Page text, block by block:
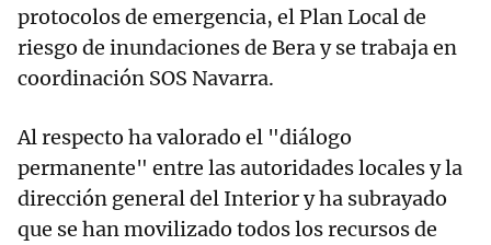
protocolos de emergencia, el Plan Local de
riesgo de inundaciones de Bera y se trabaja en
coordinación SOS Navarra.
Al respecto ha valorado el "diálogo
permanente" entre las autoridades locales y la
dirección general del Interior y ha subrayado
que se han movilizado todos los recursos de